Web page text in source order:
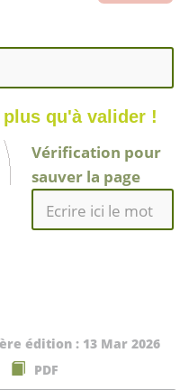
qu'à valider !
Vérification pour
sauver la page
édition : 13 Mar 2026
PDF